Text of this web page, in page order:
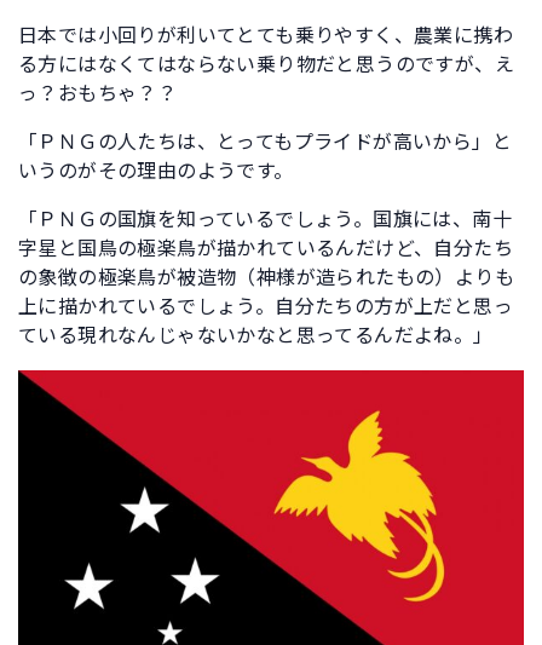
日本では小回りが利いてとても乗りやすく、農業に携わ
る方にはなくてはならない乗り物だと思うのですが、え
っ？おもちゃ？？
「ＰＮＧの人たちは、とってもプライドが高いから」と
いうのがその理由のようです。
「ＰＮＧの国旗を知っているでしょう。国旗には、南十
字星と国鳥の極楽鳥が描かれているんだけど、自分たち
の象徴の極楽鳥が被造物（神様が造られたもの）よりも
上に描かれているでしょう。自分たちの方が上だと思っ
ている現れなんじゃないかなと思ってるんだよね。」